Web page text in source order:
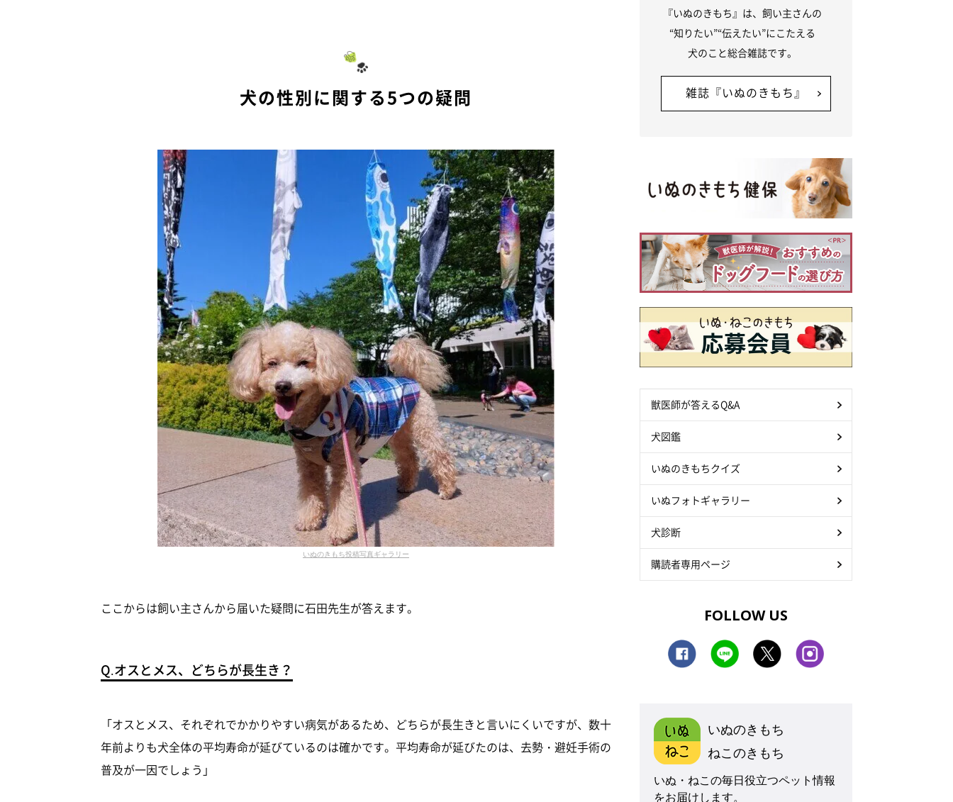
犬の性別に関する5つの疑問
いぬのきもち投稿写真ギャラリー
ここからは飼い主さんから届いた疑問に石田先生が答えます。
Q.オスとメス、どちらが長生き？
「オスとメス、それぞれでかかりやすい病気があるため、どちらが長生きと言いにくいですが、数十
年前よりも犬全体の平均寿命が延びているのは確かです。平均寿命が延びたのは、去勢・避妊手術の
普及が一因でしょう」
『いぬのきもち』は、飼い主さんの
“知りたい”“伝えたい”にこたえる
犬のこと総合雑誌です。
雑誌『いぬのきもち』
獣医師が答えるQ&A
犬図鑑
いぬのきもちクイズ
いぬフォトギャラリー
犬診断
購読者専用ページ
FOLLOW US
いぬのきもち
ねこのきもち
いぬ・ねこの毎日役立つペット情報
をお届けします。